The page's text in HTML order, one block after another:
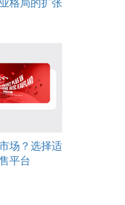
场？选择适
平台